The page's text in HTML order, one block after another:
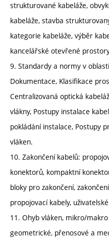
strukturované kabeláže,
kabeláže, stavba
kategorie kabeláže, výběr
kancelářské otevřené
9. Standardy a normy v
Dokumentace, Klasifikace
Centralizovaná optická
vlákny, Postupy instalace
pokládání instalace, Postupy
vláken.
10. Zakončení kabelů:
konektorů, kompaktní
bloky pro zakončení,
propojovací kabely,
11. Ohyb vláken, mikro/
geometrické, přenosové a